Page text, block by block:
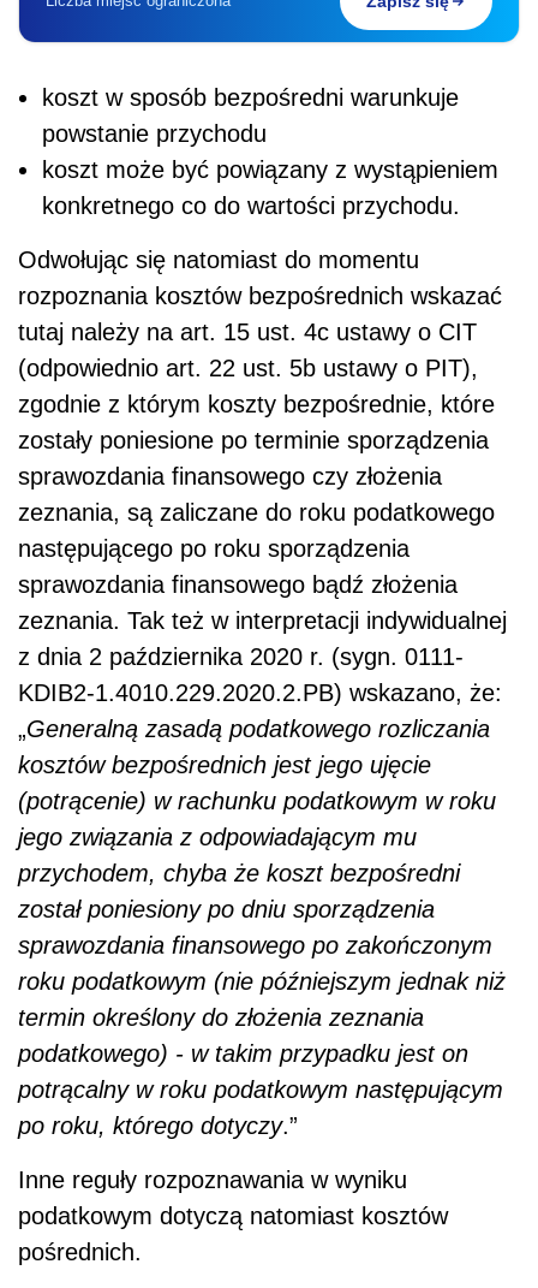
koszt w sposób bezpośredni warunkuje
powstanie przychodu
koszt może być powiązany z wystąpieniem
konkretnego co do wartości przychodu.
Odwołując się natomiast do momentu
rozpoznania kosztów bezpośrednich wskazać
tutaj należy na art. 15 ust. 4c ustawy o CIT
(odpowiednio art. 22 ust. 5b ustawy o PIT),
zgodnie z którym koszty bezpośrednie, które
zostały poniesione po terminie sporządzenia
sprawozdania finansowego czy złożenia
zeznania, są zaliczane do roku podatkowego
następującego po roku sporządzenia
sprawozdania finansowego bądź złożenia
zeznania. Tak też w interpretacji indywidualnej
z dnia 2 października 2020 r. (sygn. 0111-
KDIB2-1.4010.229.2020.2.PB) wskazano, że:
„Generalną zasadą podatkowego rozliczania
kosztów bezpośrednich jest jego ujęcie
(potrącenie) w rachunku podatkowym w roku
jego związania z odpowiadającym mu
przychodem, chyba że koszt bezpośredni
został poniesiony po dniu sporządzenia
sprawozdania finansowego po zakończonym
roku podatkowym (nie późniejszym jednak niż
termin określony do złożenia zeznania
podatkowego) - w takim przypadku jest on
potrącalny w roku podatkowym następującym
po roku, którego dotyczy.”
Inne reguły rozpoznawania w wyniku
podatkowym dotyczą natomiast kosztów
pośrednich.